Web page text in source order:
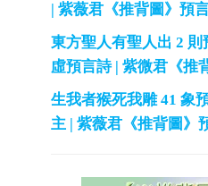
| 紫薇君《推背圖》預言
東方聖人有聖人出 2
虛預言詩 | 紫微君《推
生我者猴死我雕 41 象
主 | 紫薇君《推背圖》